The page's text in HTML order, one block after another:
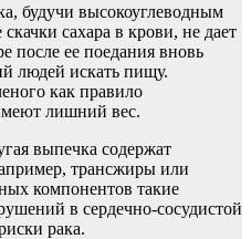
будучи высокоуглеводным
сахара в крови, не дает
после ее поедания вновь
людей искать пищу.
как правило
лишний вес.
выпечка содержат
трансжиры или
компонентов такие
в сердечно-сосудистой
рака.